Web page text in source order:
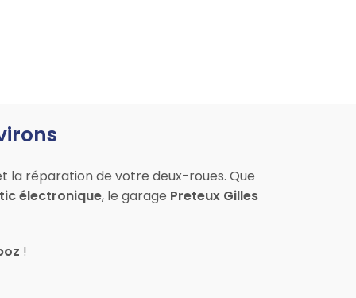
la réparation de votre deux-roues. Que
électronique, le garage Preteux Gilles
!